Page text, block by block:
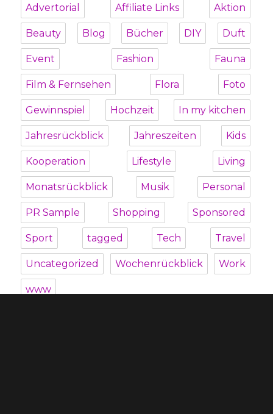
Advertorial Affiliate Links Aktion
Beauty Blog Bücher DIY Duft
Event Fashion Fauna
Film & Fernsehen Flora Foto
Gewinnspiel Hochzeit In my kitchen
Jahresrückblick Jahreszeiten Kids
Kooperation Lifestyle Living
Monatsrückblick Musik Personal
PR Sample Shopping Sponsored
Sport tagged Tech Travel
Uncategorized Wochenrückblick Work
www